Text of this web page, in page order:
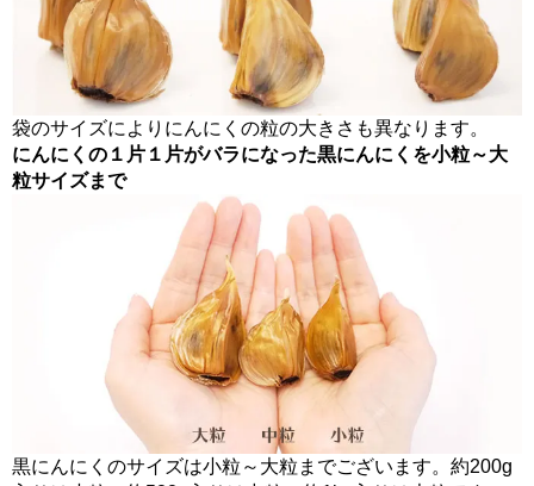
袋のサイズによりにんにくの粒の大きさも異なります。
にんにくの１片１片がバラになった黒にんにくを小粒～大
粒サイズまで
黒にんにくのサイズは小粒～大粒までございます。約200g